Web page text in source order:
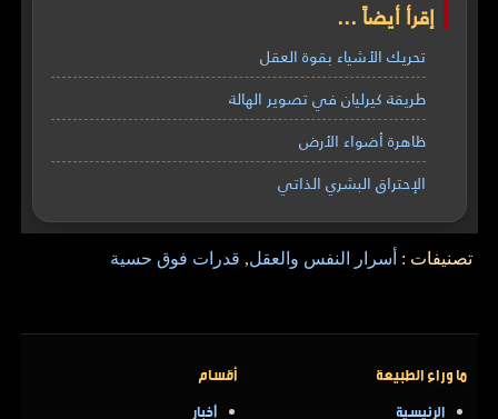
إقرأ أيضاً ...
تحريك الأشياء بقوة العقل
طريقة كيرليان في تصوير الهالة
ظاهرة أضواء الأرض
الإحتراق البشري الذاتي
تصنيفات : أسرار النفس والعقل, قدرات فوق حسية
ما وراء الطبيعة
الرئيسية
أقسام
أخبار